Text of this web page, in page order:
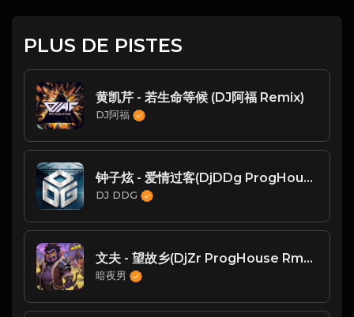
PLUS DE PISTES
黄凯芹 - 若生命等候 (DJ阿福 Remix)
DJ阿福
钟子炫 - 爱情过客(DjDDg ProgHouse Rmx 2021)
DJ DDG
文夫 - 望故乡(DjZr ProgHouse Rmx 2024)
暗夜男